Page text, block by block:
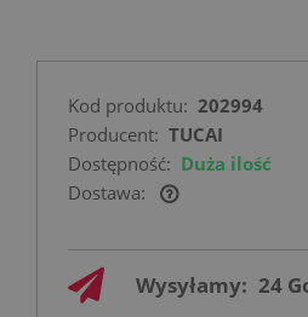
Kod produktu: 202994
Producent: TUCAI
Dostępność: Duża ilość
Dostawa:
Cena nie zawiera
Wysyłamy: 24